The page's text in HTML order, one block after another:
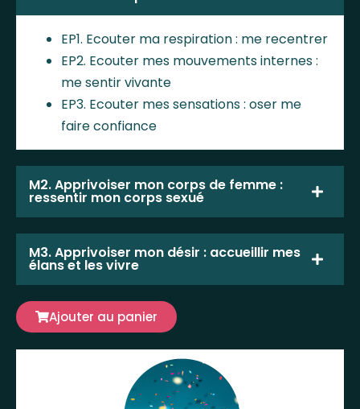
EP1. Ecouter ma respiration : me recentrer
EP2. Ecouter mes mouvements internes :
me sentir vivante
EP3. Ecouter mes sensations : oser me
faire confiance
M2. Apprivoiser mon corps de femme :
ressentir mon corps sexué
M3. Apprivoiser mon désir : accueillir mes
élans et les vivre
Ajouter au panier